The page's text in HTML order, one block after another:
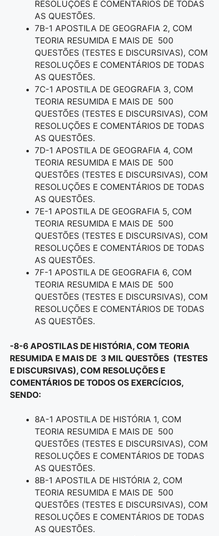
RESOLUÇÕES E COMENTÁRIOS DE TODAS
AS QUESTÕES.
7B-1 APOSTILA DE GEOGRAFIA 2, COM
TEORIA RESUMIDA E MAIS DE 500
QUESTÕES (TESTES E DISCURSIVAS), COM
RESOLUÇÕES E COMENTÁRIOS DE TODAS
AS QUESTÕES.
7C-1 APOSTILA DE GEOGRAFIA 3, COM
TEORIA RESUMIDA E MAIS DE 500
QUESTÕES (TESTES E DISCURSIVAS), COM
RESOLUÇÕES E COMENTÁRIOS DE TODAS
AS QUESTÕES.
7D-1 APOSTILA DE GEOGRAFIA 4, COM
TEORIA RESUMIDA E MAIS DE 500
QUESTÕES (TESTES E DISCURSIVAS), COM
RESOLUÇÕES E COMENTÁRIOS DE TODAS
AS QUESTÕES.
7E-1 APOSTILA DE GEOGRAFIA 5, COM
TEORIA RESUMIDA E MAIS DE 500
QUESTÕES (TESTES E DISCURSIVAS), COM
RESOLUÇÕES E COMENTÁRIOS DE TODAS
AS QUESTÕES.
7F-1 APOSTILA DE GEOGRAFIA 6, COM
TEORIA RESUMIDA E MAIS DE 500
QUESTÕES (TESTES E DISCURSIVAS), COM
RESOLUÇÕES E COMENTÁRIOS DE TODAS
AS QUESTÕES.
-8-6 APOSTILAS DE HISTÓRIA, COM TEORIA
RESUMIDA E MAIS DE 3 MIL QUESTÕES (TESTES
E DISCURSIVAS), COM RESOLUÇÕES E
COMENTÁRIOS DE TODOS OS EXERCÍCIOS,
SENDO:
8A-1 APOSTILA DE HISTÓRIA 1, COM
TEORIA RESUMIDA E MAIS DE 500
QUESTÕES (TESTES E DISCURSIVAS), COM
RESOLUÇÕES E COMENTÁRIOS DE TODAS
AS QUESTÕES.
8B-1 APOSTILA DE HISTÓRIA 2, COM
TEORIA RESUMIDA E MAIS DE 500
QUESTÕES (TESTES E DISCURSIVAS), COM
RESOLUÇÕES E COMENTÁRIOS DE TODAS
AS QUESTÕES.